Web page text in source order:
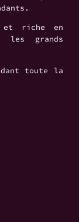
et riche en
les grands
toute la